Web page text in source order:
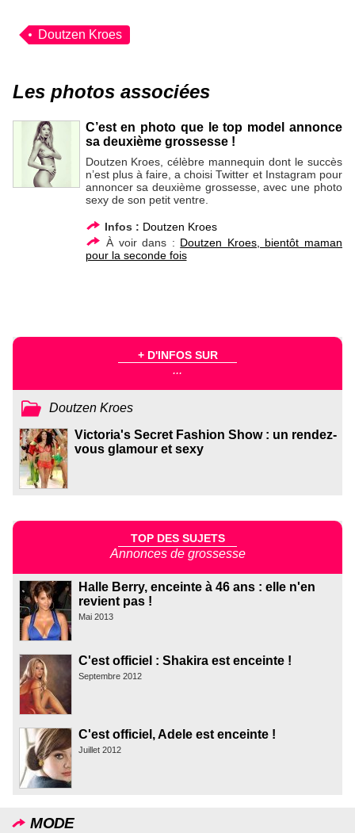
Doutzen Kroes
Les photos associées
C’est en photo que le top model annonce
sa deuxième grossesse !
Doutzen Kroes, célèbre mannequin dont le succès
n’est plus à faire, a choisi Twitter et Instagram pour
annoncer sa deuxième grossesse, avec une photo
sexy de son petit ventre.
Infos : Doutzen Kroes
À voir dans : Doutzen Kroes, bientôt maman
pour la seconde fois
+ D'INFOS SUR
...
Doutzen Kroes
Victoria's Secret Fashion Show : un rendez-
vous glamour et sexy
TOP DES SUJETS
Annonces de grossesse
Halle Berry, enceinte à 46 ans : elle n'en
revient pas !
Mai 2013
C'est officiel : Shakira est enceinte !
Septembre 2012
C'est officiel, Adele est enceinte !
Juillet 2012
MODE